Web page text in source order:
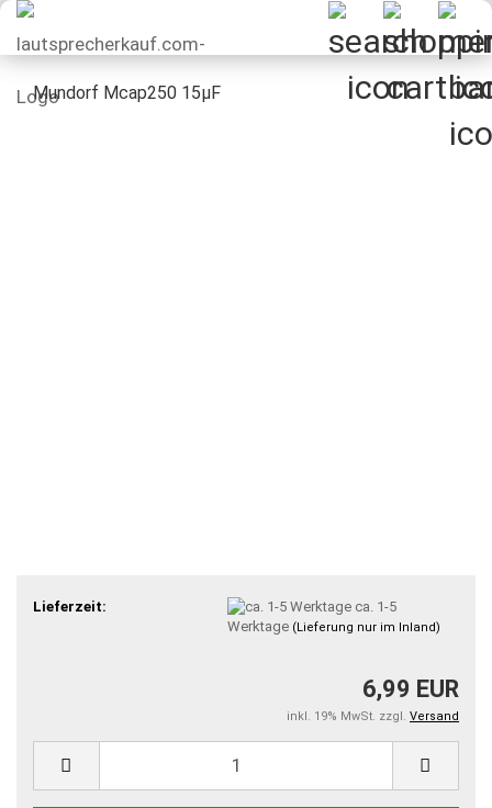
Mundorf Mcap250 15µF
Lieferzeit:
ca. 1-5
Werktage (Lieferung nur im Inland)
6,99 EUR
inkl. 19% MwSt. zzgl. Versand